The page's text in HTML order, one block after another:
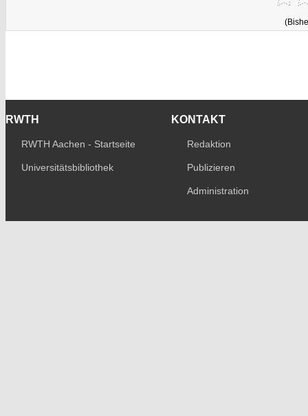
RWTH
RWTH Aachen - Startseite
Universitätsbibliothek
KONTAKT
Redaktion
Publizieren
Administration